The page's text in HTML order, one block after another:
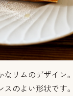
なリムのデザイン
のよい形状です。